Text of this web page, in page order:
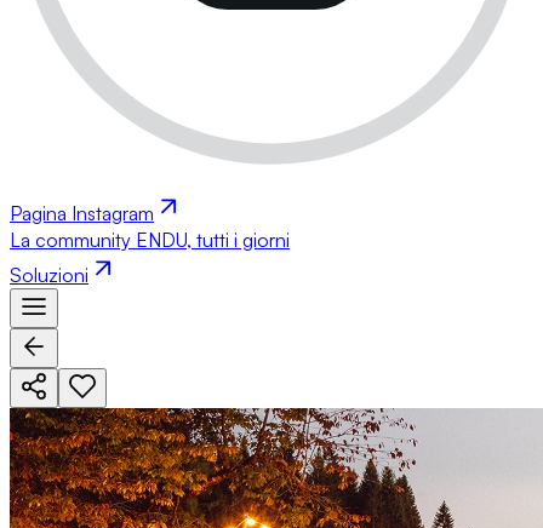
Pagina Instagram
La community ENDU, tutti i giorni
Soluzioni